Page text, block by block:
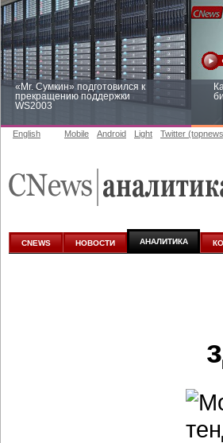
«Mr. Сумкин» подготовился к
прекращению поддержки
WS2003
аналитике
English Mobile Android Light Twitter
CNEWS НОВОСТИ АНАЛИТИКА